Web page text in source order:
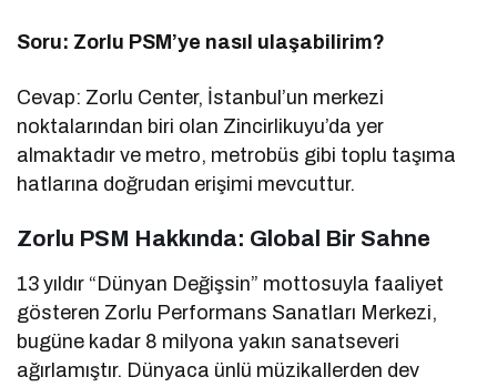
Soru: Zorlu PSM’ye nasıl ulaşabilirim?
Cevap: Zorlu Center, İstanbul’un merkezi
noktalarından biri olan Zincirlikuyu’da yer
almaktadır ve metro, metrobüs gibi toplu taşıma
hatlarına doğrudan erişimi mevcuttur.
Zorlu PSM Hakkında: Global Bir Sahne
13 yıldır “Dünyan Değişsin” mottosuyla faaliyet
gösteren Zorlu Performans Sanatları Merkezi,
bugüne kadar 8 milyona yakın sanatseveri
ağırlamıştır. Dünyaca ünlü müzikallerden dev